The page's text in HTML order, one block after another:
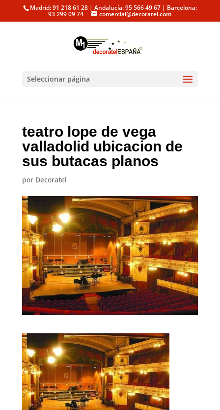
Madrid: 91 218 61 28 | Andalucía: 95 566 49 67 | Barcelona:
93 299 09 74 comercial@decoratel.com
Seleccionar página
teatro lope de vega
valladolid ubicacion de
sus butacas planos
por Decoratel